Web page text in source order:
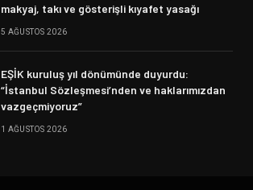
makyaj, takı ve gösterişli kıyafet yasağı
5 AĞUSTOS 2026
EŞİK kuruluş yıl dönümünde duyurdu:
“İstanbul Sözleşmesi’nden ve haklarımızdan
vazgeçmiyoruz”
1 AĞUSTOS 2026